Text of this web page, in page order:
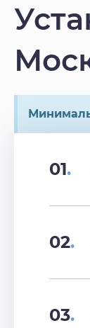
01.
02.
03.